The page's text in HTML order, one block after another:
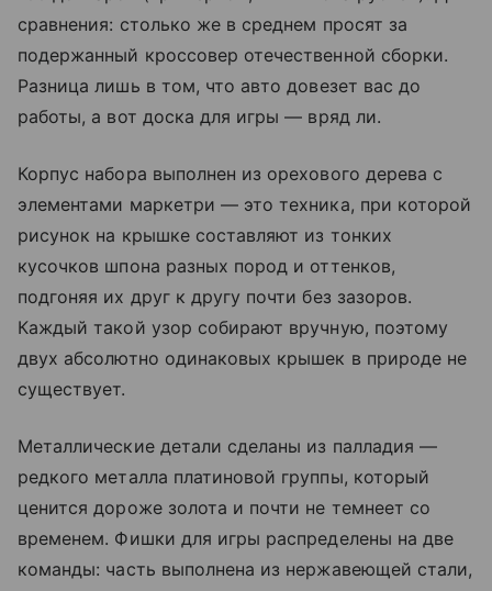
сравнения: столько же в среднем просят за
подержанный кроссовер отечественной сборки.
Разница лишь в том, что авто довезет вас до
работы, а вот доска для игры — вряд ли.
Корпус набора выполнен из орехового дерева с
элементами маркетри — это техника, при которой
рисунок на крышке составляют из тонких
кусочков шпона разных пород и оттенков,
подгоняя их друг к другу почти без зазоров.
Каждый такой узор собирают вручную, поэтому
двух абсолютно одинаковых крышек в природе не
существует.
Металлические детали сделаны из палладия —
редкого металла платиновой группы, который
ценится дороже золота и почти не темнеет со
временем. Фишки для игры распределены на две
команды: часть выполнена из нержавеющей стали,